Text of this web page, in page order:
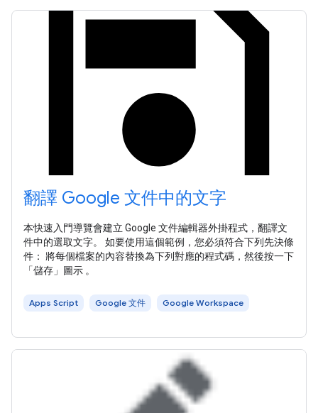
翻譯 Google 文件中的文字
本快速入門導覽會建立 Google 文件編輯器外掛程式，翻譯文
件中的選取文字。 如要使用這個範例，您必須符合下列先決條
件： 將每個檔案的內容替換為下列對應的程式碼，然後按一下
「儲存」圖示 。
Apps Script Google 文件 Google Workspace